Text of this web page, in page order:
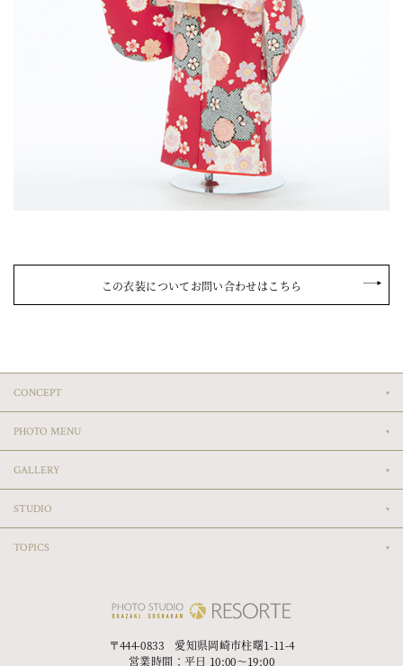
この衣装についてお問い合わせはこちら
CONCEPT
PHOTO MENU
GALLERY
STUDIO
TOPICS
〒444-0833 愛知県岡崎市柱曙1-11-4
営業時間：平日 10:00〜19:00